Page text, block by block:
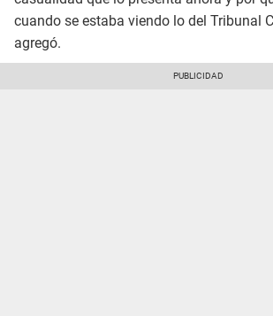
cuando se estaba viendo lo del Tribunal
agregó.